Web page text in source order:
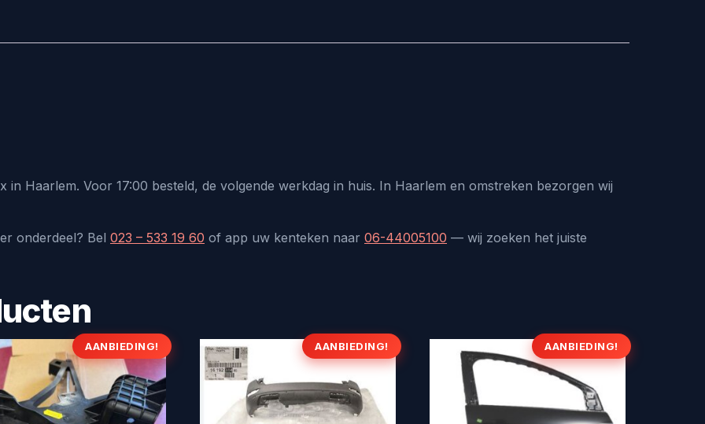
in Haarlem. Voor 17:00 besteld, de volgende werkdag in huis. In Haarlem en omstreken bezorgen wij
onderdeel? Bel 023 – 533 19 60 of app uw kenteken naar 06-44005100 — wij zoeken het juiste
AANBIEDING! AANBIEDING! AANBIEDING!